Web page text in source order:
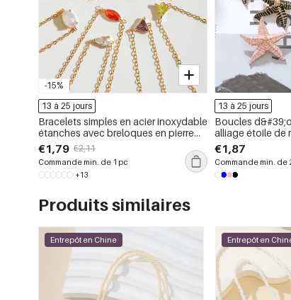
-15%
13 à 25 jours
Bracelets simples en acier inoxydable
étanches avec breloques en pierre
de naissance couleur or
€1,79 €2,11
Commande min. de 1 pc
+13
13 à 25 jours
Boucles
alliage étoile de
€1,87
Commande min. de
Produits similaires
Entrepôt en Chine Entrepôt en